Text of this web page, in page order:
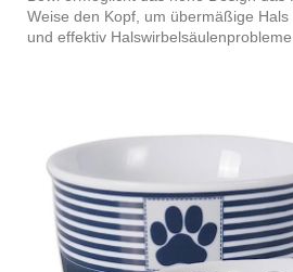
Weise den Kopf, um übermäßige
und effektiv